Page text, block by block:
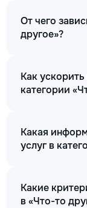
От чего
другое»?
Как
категории
Какая
услуг в
Какие
в «Что-то